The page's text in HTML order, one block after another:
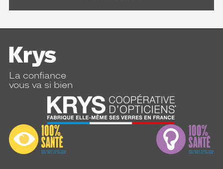
La confiance
vous va si bien